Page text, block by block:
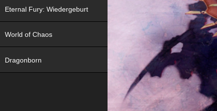
Eternal Fury: Wiedergeburt
World of Chaos
Dragonborn